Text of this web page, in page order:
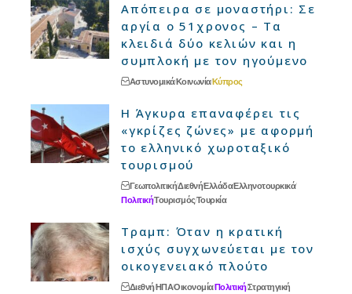
Απόπειρα σε μοναστήρι: Σε
αργία ο 51χρονος – Τα
κλειδιά δύο κελιών και η
συμπλοκή με τον ηγούμενο
ΑστυνομικάΚοινωνίαΚύπρος
Η Άγκυρα επαναφέρει τις
«γκρίζες ζώνες» με αφορμή
το ελληνικό χωροταξικό
τουρισμού
ΓεωπολιτικήΔιεθνήΕλλάδαΕλληνοτουρκικά
ΠολιτικήΤουρισμόςΤουρκία
Τραμπ: Όταν η κρατική
ισχύς συγχωνεύεται με τον
οικογενειακό πλούτο
ΔιεθνήΗΠΑΟικονομίαΠολιτικήΣτρατηγική